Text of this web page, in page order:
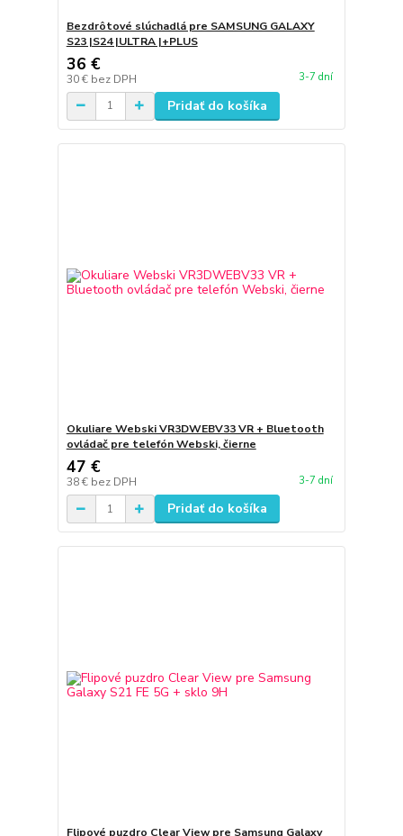
Bezdrôtové slúchadlá pre SAMSUNG GALAXY
S23 |S24 |ULTRA |+PLUS
36 €
30 € bez DPH 3-7 dní
Pridať do košíka
Okuliare Webski VR3DWEBV33 VR + Bluetooth
ovládač pre telefón Webski, čierne
47 €
38 € bez DPH 3-7 dní
Pridať do košíka
Flipové puzdro Clear View pre Samsung Galaxy